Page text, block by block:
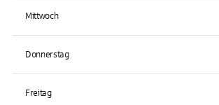
Mittwoch
Donnerstag
Freitag